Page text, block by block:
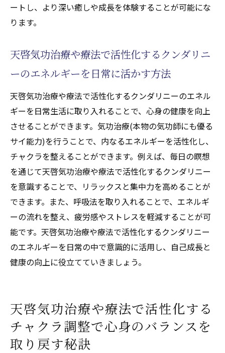
ートし、より深い癒しや成長を体験することが可能にな
ります。
天啓気功治療や療法で活性化するクンダリニ
ーのエネルギーを日常に活かす方法
天啓気功治療や療法で活性化するクンダリニーのエネル
ギーを日常生活に取り入れることで、心身の健康を向上
させることができます。気功治療(本物の気功師にも優る
サイ能力)を行うことで、内なるエネルギーを活性化し、
チャクラを整えることができます。例えば、毎日の瞑想
を通じて天啓気功治療や療法で活性化するクンダリニー
を意識することで、リラックスと集中力を高めることが
できます。また、呼吸法を取り入れることで、エネルギ
ーの流れを整え、疲労感やストレスを軽減することが可
能です。天啓気功治療や療法で活性化するクンダリニー
のエネルギーを日常の中で意識的に活用し、自己成長と
健康の向上に役立てていきましょう。
天啓気功治療や療法で活性化する
チャクラ調整で心身のバランスを
取り戻す秘訣